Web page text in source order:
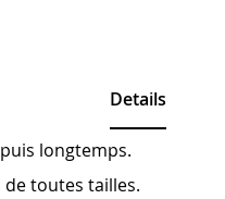
Details
longtemps.
toutes tailles.